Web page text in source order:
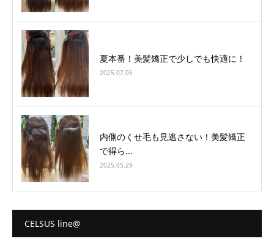
夏本番！美髪矯正で少しでも快適に！
2025.07.05
内側のくせ毛も見逃さない！美髪矯正
で得ら...
2025.05.29
CELSUS line@